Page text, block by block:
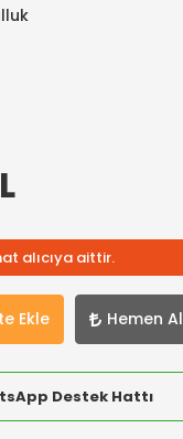
alıcıya aittir.
Ekle Hemen Al
Destek Hattı